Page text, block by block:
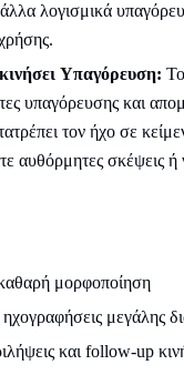
άλλα λογισμικά
Υπαγόρευση: Το
υπαγόρευσης και
τον ήχο σε
αυθόρμητες σκέψεις
μορφοποίηση
μεγάλης
και follow-up